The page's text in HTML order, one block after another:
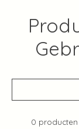
0 producten